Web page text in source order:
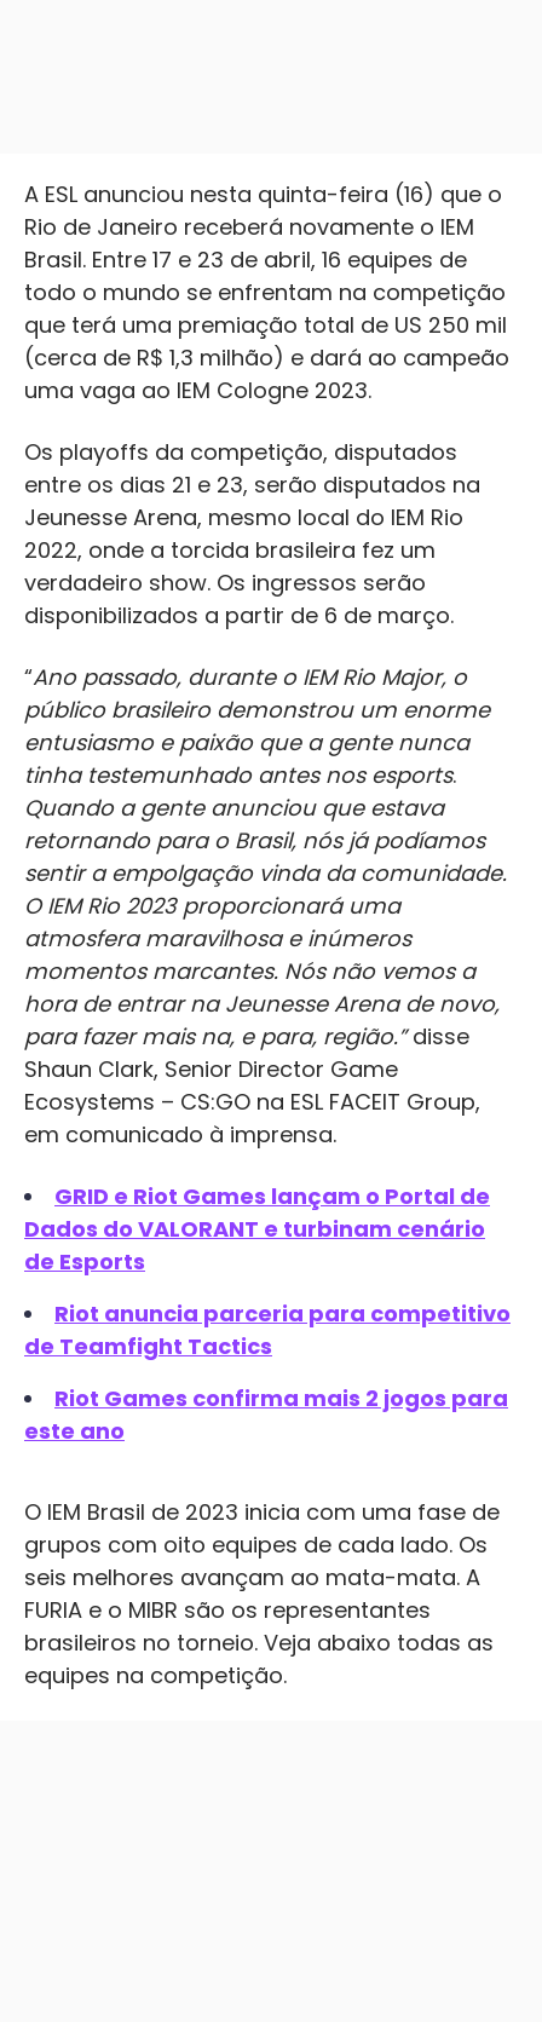
A ESL anunciou nesta quinta-feira (16) que o
Rio de Janeiro receberá novamente o IEM
Brasil. Entre 17 e 23 de abril, 16 equipes de
todo o mundo se enfrentam na competição
que terá uma premiação total de US 250 mil
(cerca de R$ 1,3 milhão) e dará ao campeão
uma vaga ao IEM Cologne 2023.
Os playoffs da competição, disputados
entre os dias 21 e 23, serão disputados na
Jeunesse Arena, mesmo local do IEM Rio
2022, onde a torcida brasileira fez um
verdadeiro show. Os ingressos serão
disponibilizados a partir de 6 de março.
“Ano passado, durante o IEM Rio Major, o
público brasileiro demonstrou um enorme
entusiasmo e paixão que a gente nunca
tinha testemunhado antes nos esports.
Quando a gente anunciou que estava
retornando para o Brasil, nós já podíamos
sentir a empolgação vinda da comunidade.
O IEM Rio 2023 proporcionará uma
atmosfera maravilhosa e inúmeros
momentos marcantes. Nós não vemos a
hora de entrar na Jeunesse Arena de novo,
para fazer mais na, e para, região.”disse
Shaun Clark, Senior Director Game
Ecosystems – CS:GO na ESL FACEIT Group,
em comunicado à imprensa.
GRID e Riot Games lançam o Portal de
Dados do VALORANT e turbinam cenário
de Esports
Riot anuncia parceria para competitivo
de Teamfight Tactics
Riot Games confirma mais 2 jogos para
este ano
O IEM Brasil de 2023 inicia com uma fase de
grupos com oito equipes de cada lado. Os
seis melhores avançam ao mata-mata. A
FURIA e o MIBR são os representantes
brasileiros no torneio. Veja abaixo todas as
equipes na competição.